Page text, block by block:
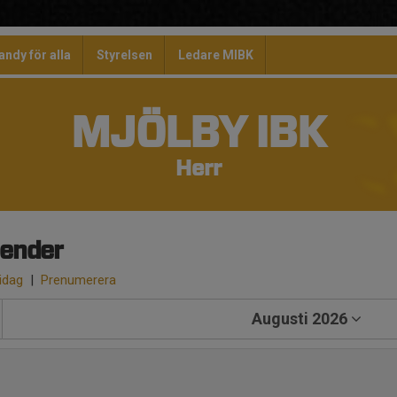
för alla Styrelsen Ledare MIBK
MJÖLBY IBK
Herr
| Prenumerera
Augusti 2026